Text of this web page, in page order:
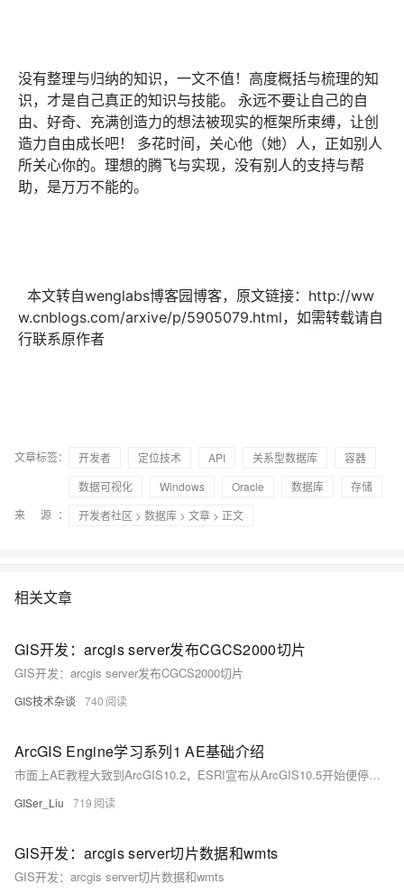
没有整理与归纳的知识，一文不值！高度概括与梳理的知
识，才是自己真正的知识与技能。 永远不要让自己的自
由、好奇、充满创造力的想法被现实的框架所束缚，让创
造力自由成长吧！ 多花时间，关心他（她）人，正如别人
所关心你的。理想的腾飞与实现，没有别人的支持与帮
助，是万万不能的。
本文转自wenglabs博客园博客，原文链接：http://ww
w.cnblogs.com/arxive/p/5905079.html，如需转载请自
行联系原作者
文章标签： 开发者 定位技术 API 关系型数据库
容器
数据可视化
Windows Oracle 数据库
存储
来 源：
开发者社区 > 数据库 > 文章 > 正文
相关文章
GIS开发：arcgis server发布CGCS2000切片
GIS开发：arcgis server发布CGCS2000切片
GIS技术杂谈 740
ArcGIS Engine学习系列1 AE基础介绍
市面上AE教程大致到ArcGIS10.2，ESRI宣布从ArcGIS10.5开始便停止AE的更新，使用AO做开发，初学者可以在学习C#语言后，从AE入门，逐渐过度到AO。不同版本下AE数据类型数量Enums：枚举类型，用于实现一些定义的内容Structs：结构体Interfaces：接口Classes：类AE开发中，为了更好地管理COM对象，ESRI将这些COM对象放到不同的组件库中。
GISer_Liu 719
GIS开发：arcgis server切片数据和wmts
GIS开发：arcgis server切片数据和wmts